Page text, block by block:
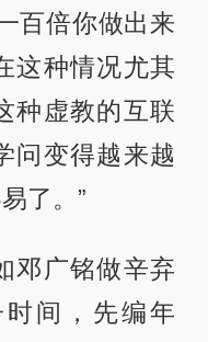
百倍你做出来
这种情况尤其
种虚教的互联
问变得越来越
了。”
邓广铭做辛弃
间，先编年